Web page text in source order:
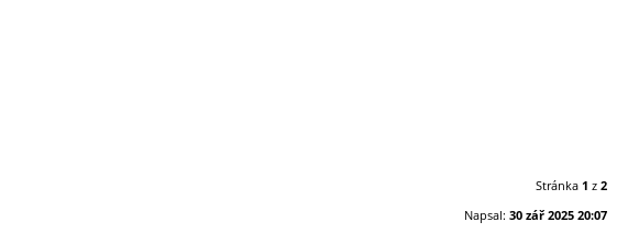
Stránka 1 z 2
Napsal: 30 zář 2025 20:07